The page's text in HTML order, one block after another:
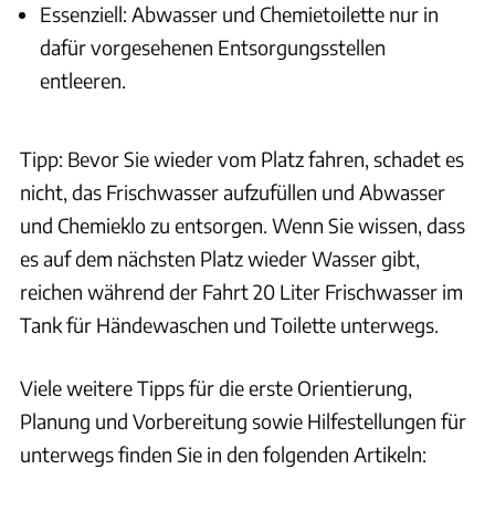
Essenziell: Abwasser und Chemietoilette nur in
dafür vorgesehenen Entsorgungsstellen
entleeren.
Tipp: Bevor Sie wieder vom Platz fahren, schadet es
nicht, das Frischwasser aufzufüllen und Abwasser
und Chemieklo zu entsorgen. Wenn Sie wissen, dass
es auf dem nächsten Platz wieder Wasser gibt,
reichen während der Fahrt 20 Liter Frischwasser im
Tank für Händewaschen und Toilette unterwegs.
Viele weitere Tipps für die erste Orientierung,
Planung und Vorbereitung sowie Hilfestellungen für
unterwegs finden Sie in den folgenden Artikeln: